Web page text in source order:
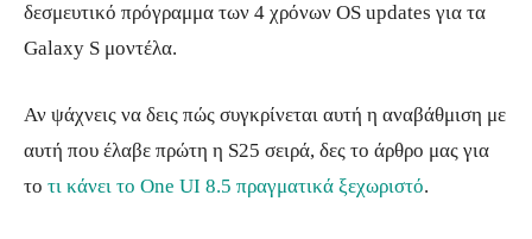
δεσμευτικό πρόγραμμα των 4 χρόνων OS updates για τα
Galaxy S μοντέλα.
Αν ψάχνεις να δεις πώς συγκρίνεται αυτή η αναβάθμιση με
αυτή που έλαβε πρώτη η S25 σειρά, δες το άρθρο μας για
το τι κάνει το One UI 8.5 πραγματικά ξεχωριστό.